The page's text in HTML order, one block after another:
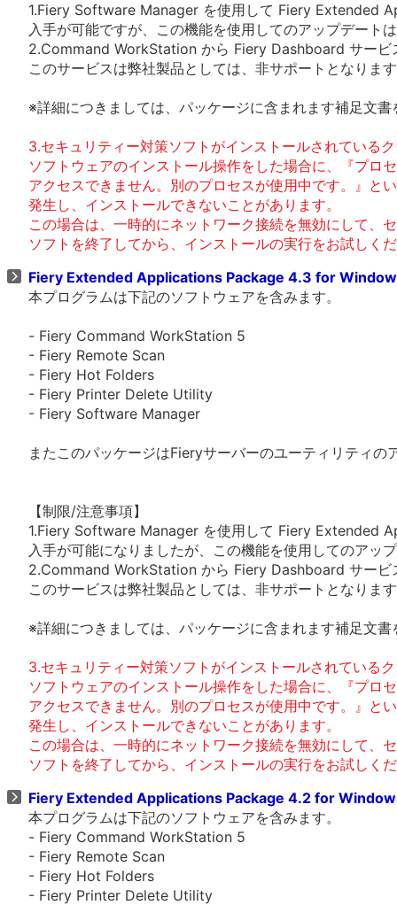
1.Fiery Software Manager を使用して Fiery Extended
入手が可能ですが、この機能を使用してのアップデート
2.Command WorkStation から Fiery Dashboard サービ
このサービスは弊社製品としては、非サポートとなりま
※詳細につきましては、パッケージに含まれます補足文
3.セキュリティー対策ソフトがインストールされている
ソフトウェアのインストール操作をした場合に、『プロ
アクセスできません。別のプロセスが使用中です。』と
発生し、インストールできないことがあります。
この場合は、一時的にネットワーク接続を無効にして、
ソフトを終了してから、インストールの実行をお試しく
Fiery Extended Applications Package 4.3 for
本プログラムは下記のソフトウェアを含みます。
- Fiery Command WorkStation 5
- Fiery Remote Scan
- Fiery Hot Folders
- Fiery Printer Delete Utility
- Fiery Software Manager
またこのパッケージはFieryサーバーのユーティリティの
【制限/注意事項】
1.Fiery Software Manager を使用して Fiery Extended
入手が可能になりましたが、この機能を使用してのアッ
2.Command WorkStation から Fiery Dashboard サービ
このサービスは弊社製品としては、非サポートとなりま
※詳細につきましては、パッケージに含まれます補足文
3.セキュリティー対策ソフトがインストールされている
ソフトウェアのインストール操作をした場合に、『プロ
アクセスできません。別のプロセスが使用中です。』と
発生し、インストールできないことがあります。
この場合は、一時的にネットワーク接続を無効にして、
ソフトを終了してから、インストールの実行をお試しく
Fiery Extended Applications Package 4.2 for
本プログラムは下記のソフトウェアを含みます。
- Fiery Command WorkStation 5
- Fiery Remote Scan
- Fiery Hot Folders
- Fiery Printer Delete Utility